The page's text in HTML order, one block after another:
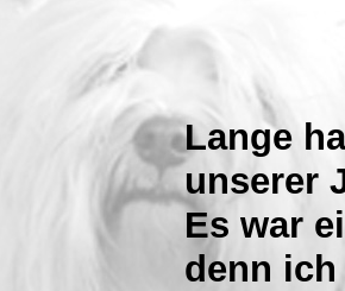
Lange
unserer
Es war
denn